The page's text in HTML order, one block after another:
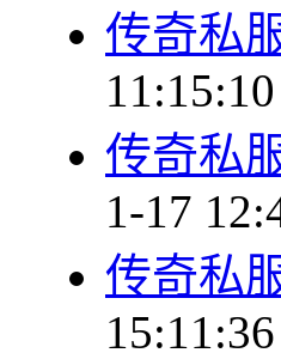
传奇私
11:15:10
传奇私
1-17
传奇私
15:11:36